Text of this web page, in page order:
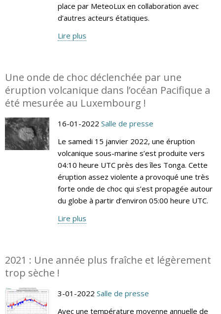
place par MeteoLux en collaboration avec
d’autres acteurs étatiques.
Lire plus
Une onde de choc déclenchée par une
éruption volcanique dans l’océan Pacifique a
été mesurée au Luxembourg !
16-01-2022 Salle de presse
Le samedi 15 janvier 2022, une éruption
volcanique sous-marine s’est produite vers
04:10 heure UTC près des îles Tonga. Cette
éruption assez violente a provoqué une très
forte onde de choc qui s’est propagée autour
du globe à partir d’environ 05:00 heure UTC.
Lire plus
2021 : Une année plus fraîche et légèrement
trop sèche !
3-01-2022 Salle de presse
Avec une température moyenne annuelle de